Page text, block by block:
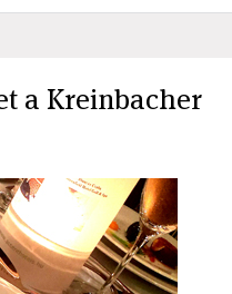
a Kreinbacher